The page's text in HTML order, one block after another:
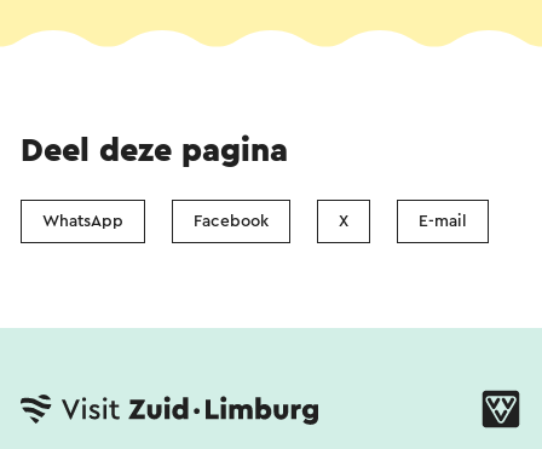
Deel deze pagina
WhatsApp Facebook X E-mail